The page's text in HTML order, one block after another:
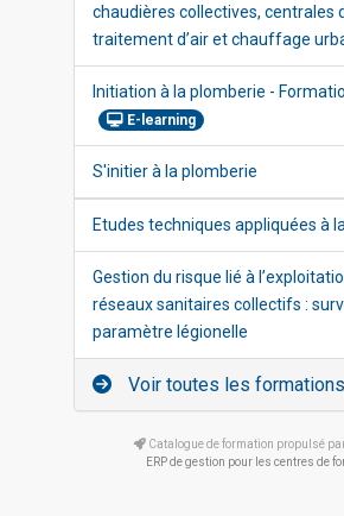
chaudières collectives, centrales
traitement d’air et chauffage
Initiation à la plomberie -
E-learning
S'initier à la plomberie
Etudes techniques appliquées à
Gestion du risque lié à
réseaux sanitaires collectifs :
paramètre légionelle
Voir toutes les formations
Catalogue de formation propulsé
ERP de gestion pour les centres de